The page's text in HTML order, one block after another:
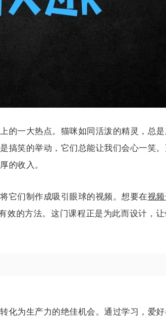
的一大热点。猫咪如同活泼的精灵，总
搞笑的举动，它们总能让我们会心一笑
的收入。
它们制作成吸引眼球的视频。想要在视
效的方法。这门课程正是为此而设计，
化为生产力的绝佳机会。通过学习，爱